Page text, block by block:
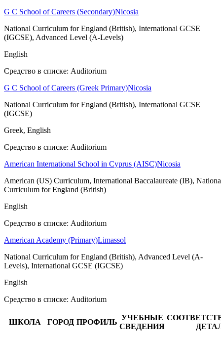
G C School of Careers (Secondary)Nicosia
National Curriculum for England (British), International GCSE
(IGCSE), Advanced Level (A-Levels)
English
Средство в списке: Auditorium
G C School of Careers (Greek Primary)Nicosia
National Curriculum for England (British), International GCSE
(IGCSE)
Greek, English
Средство в списке: Auditorium
American International School in Cyprus (AISC)Nicosia
American (US) Curriculum, International Baccalaureate (IB),
Curriculum for England (British)
English
Средство в списке: Auditorium
American Academy (Primary)Limassol
National Curriculum for England (British), Advanced Level (A-
Levels), International GCSE (IGCSE)
English
Средство в списке: Auditorium
ШКОЛА ГОРОД ПРОФИЛЬ
УЧЕБНЫЕ
СВЕДЕНИЯ